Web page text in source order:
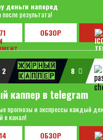
деньги наперед
результата!
71
ОБЗОР
2 8
каппер в telegram
прогнозы и экспрессы каждый
в канал!
14
ОБЗОР